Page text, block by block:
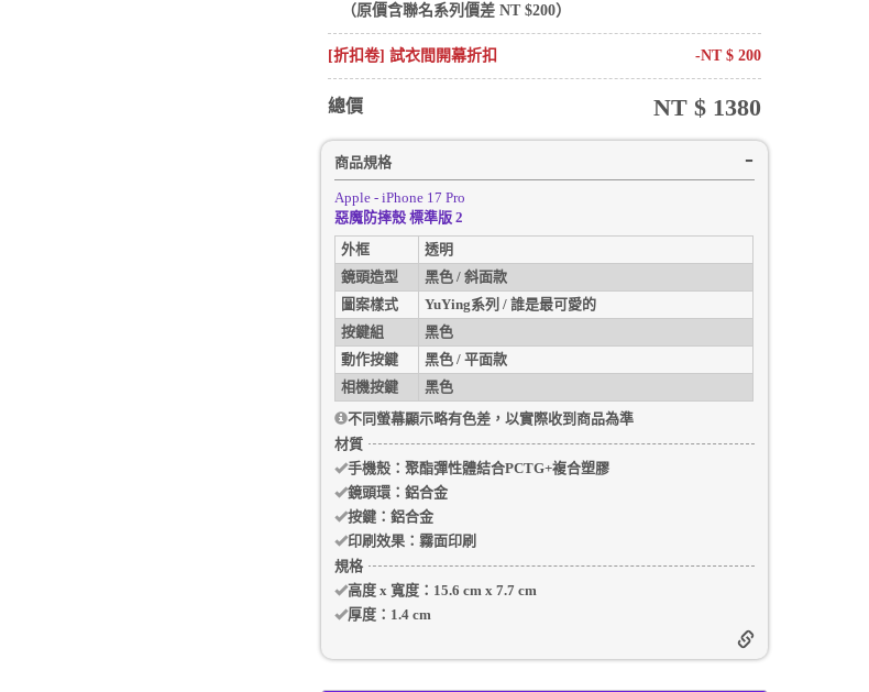
（原價含聯名系列 價差 NT $200）
[折扣卷] 試衣間開幕折扣 -NT $ 200
總價 NT $ 1380
商品規格
Apple - iPhone 17 Pro
惡魔防摔殼 標準版 2
外框
透明
鏡頭造型
黑色 / 斜面款
圖案樣式
YuYing系列 / 誰是最可愛的
按鍵組
黑色
動作按鍵
黑色 / 平面款
相機按鍵
黑色
不同螢幕顯示略有色差，以實際收到商品為準
材質
手機殼：聚酯彈性體結合PCTG+複合塑膠
鏡頭環： 鋁合金
按鍵： 鋁合金
印刷效果： 霧面印刷
規格
高度 x 寬度： 15.6 cm x 7.7 cm
厚度： 1.4 cm